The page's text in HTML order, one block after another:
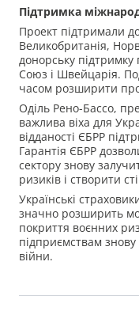
Підтримка
Проект підтримали
Великобританія,
донорську
Союз і Швейцарія.
часом розширити
Оділь Рено-Бассо,
важлива віха для
відданості ЄБРР
Гарантія ЄБРР
сектору знову
ризиків і створити
Українські
значно розширить
покриття воєнних
підприємствам знову
війни.